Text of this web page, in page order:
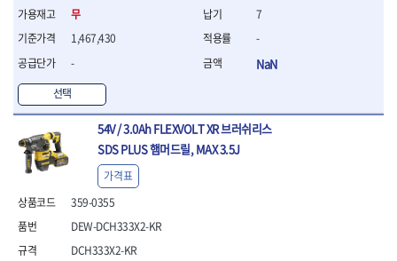
- 자동스트리퍼
- 압착기
- 핀셋
- 절연공구세트
- 절연비트홀다
- 절연비트홀다드라이버
- 방폭망치
- 절연L렌치
- 절연니퍼
- 절연비트
- 절연드라이버교체날
무
1,467,430
-
선택
7
-
NaN
54V / 3.0Ah FLEXVOLT XR 브러쉬리스
SDS PLUS 햄머드릴, MAX 3.5J
359-0355
DEW-DCH333X2-KR
DCH333X2-KR
가격표